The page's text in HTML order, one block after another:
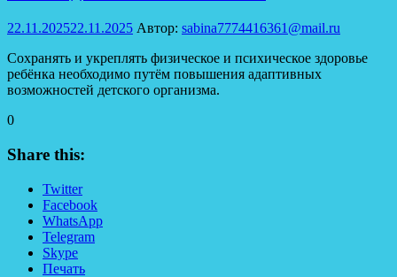
22.11.202522.11.2025 Автор: sabina7774416361@mail.ru
Сохранять и укреплять физическое и психическое здоровье
ребёнка необходимо путём повышения адаптивных
возможностей детского организма.
0
Share this:
Twitter
Facebook
WhatsApp
Telegram
Skype
Печать